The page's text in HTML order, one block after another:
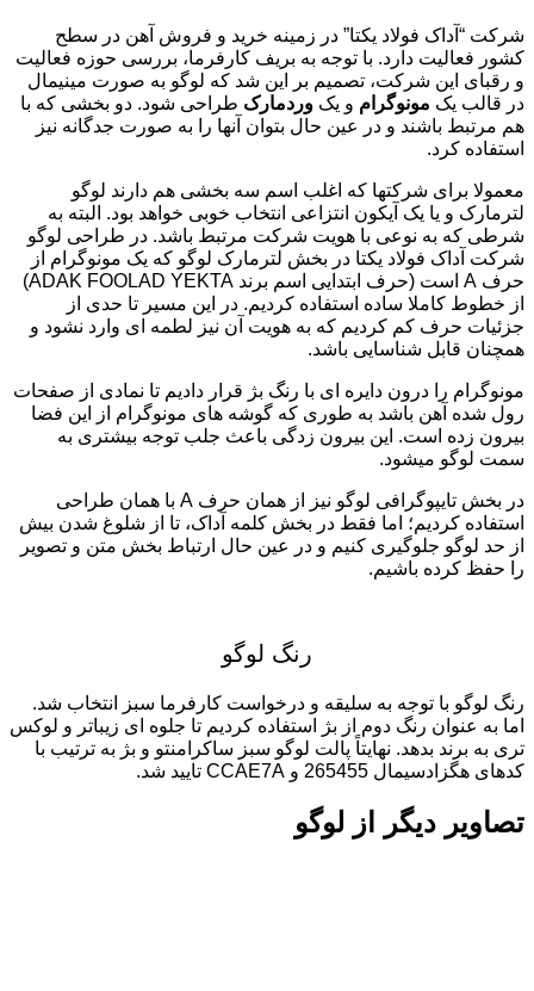
شرکت “آداک فولاد یکتا” در زمینه خرید و فروش آهن در سطح
کشور فعالیت دارد. با توجه به بریف کارفرما، بررسی حوزه فعالیت
و رقبای این شرکت، تصمیم بر این شد که لوگو به صورت مینیمال
در قالب یک مونوگرام و یک وردمارک طراحی شود. دو بخشی که با
هم مرتبط باشند و در عین حال بتوان آنها را به صورت جدگانه نیز
استفاده کرد.
معمولا برای شرکتها که اغلب اسم سه بخشی هم دارند لوگو
لترمارک و یا یک آیکون انتزاعی انتخاب خوبی خواهد بود. البته به
شرطی که به نوعی با هویت شرکت مرتبط باشد. در طراحی لوگو
شرکت آداک فولاد یکتا در بخش لترمارک لوگو که یک مونوگرام از
حرف A است (حرف ابتدایی اسم برند ADAK FOOLAD YEKTA)
از خطوط کاملا ساده استفاده کردیم. در این مسیر تا حدی از
جزئیات حرف کم کردیم که به هویت آن نیز لطمه ای وارد نشود و
همچنان قابل شناسایی باشد.
مونوگرام را درون دایره ای با رنگ بژ قرار دادیم تا نمادی از صفحات
رول شده آهن باشد به طوری که گوشه های مونوگرام از این فضا
بیرون زده است. این بیرون زدگی باعث جلب توجه بیشتری به
سمت لوگو میشود.
در بخش تایپوگرافی لوگو نیز از همان حرف A با همان طراحی
استفاده کردیم؛ اما فقط در بخش کلمه آداک، تا از شلوغ شدن بیش
از حد لوگو جلوگیری کنیم و در عین حال ارتباط بخش متن و تصویر
را حفظ کرده باشیم.
رنگ لوگو
رنگ لوگو با توجه به سلیقه و درخواست کارفرما سبز انتخاب شد.
اما به عنوان رنگ دوم از بژ استفاده کردیم تا جلوه ای زیباتر و لوکس
تری به برند بدهد. نهایتاً پالت لوگو سبز ساکرامنتو و بژ به ترتیب با
کدهای هگزادسیمال 265455 و CCAE7A تایید شد.
تصاویر دیگر از لوگو